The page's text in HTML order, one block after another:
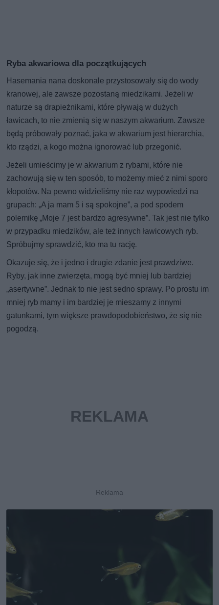
Ryba akwariowa dla początkujących
Hasemania nana doskonale przystosowały się do wody
kranowej, ale zawsze pozostaną miedzikami. Jeżeli w
naturze są drapieżnikami, które pływają w dużych
ławicach, to nie zmienią się w naszym akwarium. Zawsze
będą próbowały poznać, jaka w akwarium jest hierarchia,
kto rządzi, a kogo można ignorować lub przegonić.
Jeżeli umieścimy je w akwarium z rybami, które nie
zachowują się w ten sposób, to możemy mieć z nimi sporo
kłopotów. Na pewno widzieliśmy nie raz wypowiedzi na
grupach: „A ja mam 5 i są spokojne”, a pod spodem
polemikę „Moje 7 jest bardzo agresywne”. Tak jest nie tylko
w przypadku miedzików, ale też innych ławicowych ryb.
Spróbujmy sprawdzić, kto ma tu rację.
Okazuje się, że i jedno i drugie zdanie jest prawdziwe.
Ryby, jak inne zwierzęta, mogą być mniej lub bardziej
„asertywne”. Jednak to nie jest sedno sprawy. Po prostu im
mniej ryb mamy i im bardziej je mieszamy z innymi
gatunkami, tym większe prawdopodobieństwo, że się nie
pogodzą.